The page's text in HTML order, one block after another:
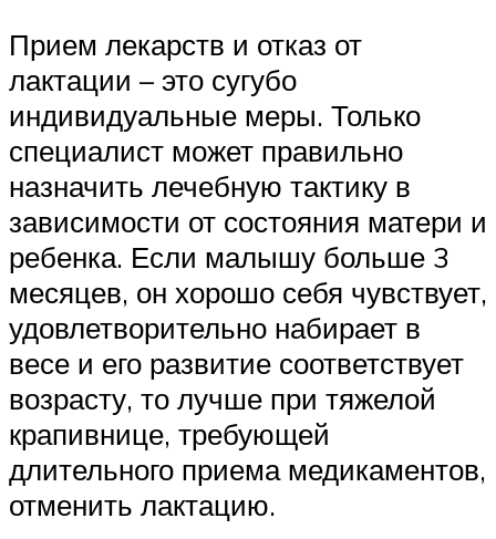
Прием лекарств и отказ от
лактации – это сугубо
индивидуальные меры. Только
специалист может правильно
назначить лечебную тактику в
зависимости от состояния матери и
ребенка. Если малышу больше 3
месяцев, он хорошо себя чувствует,
удовлетворительно набирает в
весе и его развитие соответствует
возрасту, то лучше при тяжелой
крапивнице, требующей
длительного приема медикаментов,
отменить лактацию.